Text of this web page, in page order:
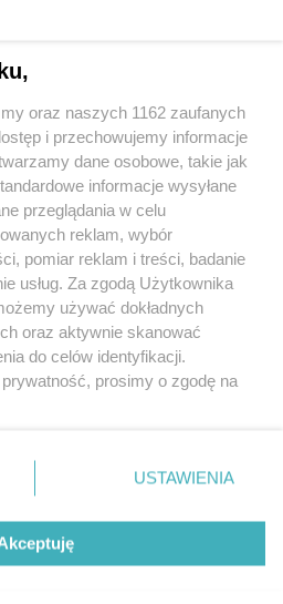
PRYWATNOŚCI HOSTING
RSS FACEBOOK KONTAKT
serwisy
Muzyka i kultura
Archiwum wydarzeń
Zdjęcia miasta
oraz naszych 1162 zaufanych
i przechowujemy informacje
dane osobowe, takie jak
informacje wysyłane
przeglądania w celu
reklam, wybór
pomiar reklam i treści, badanie
usług. Za zgodą Użytkownika
używać dokładnych
oraz aktywnie skanować
do celów identyfikacji.
prosimy o zgodę na
rogu strony
. Niektóre
będą miały zastosowania tylko
USTAWIENIA